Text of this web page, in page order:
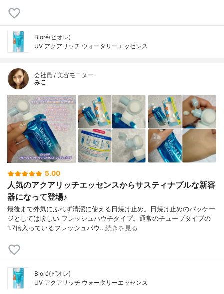
Bioré(ビオレ)
UV アクアリッチ ウォータリーエッセンス
会社員 / 美容モニター
みこ
5.00
人気のアクアリッチエッセンスからサスティナブルな新容
器になって登場♪
最後まで外気にふれず清潔に使える日焼け止め。日焼け止めのパッケー
ジとしては珍しい フレッシュパウチタイプ。通常のチューブタイプの
1.7倍入っているフレッシュパウ…続きを見る
Bioré(ビオレ)
UV アクアリッチ ウォータリーエッセンス